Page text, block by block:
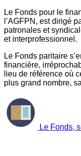
Le Fonds pour le
l’AGFPN, est dirigé
patronales et
et interprofessionnel.
Le Fonds paritaire
financière,
lieu de référence où
plus grand nombre,
Le Fonds,